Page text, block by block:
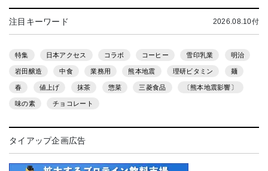
注目キーワード 2026.08.10付
特集 日本アクセス コラボ コーヒー 雪印乳業 明治
岩田醸造 中食 業務用 熊本地震 理研ビタミン 麺
春 値上げ 抹茶 惣菜 三菱食品 〔熊本地震影響〕
味の素 チョコレート
タイアップ企画広告